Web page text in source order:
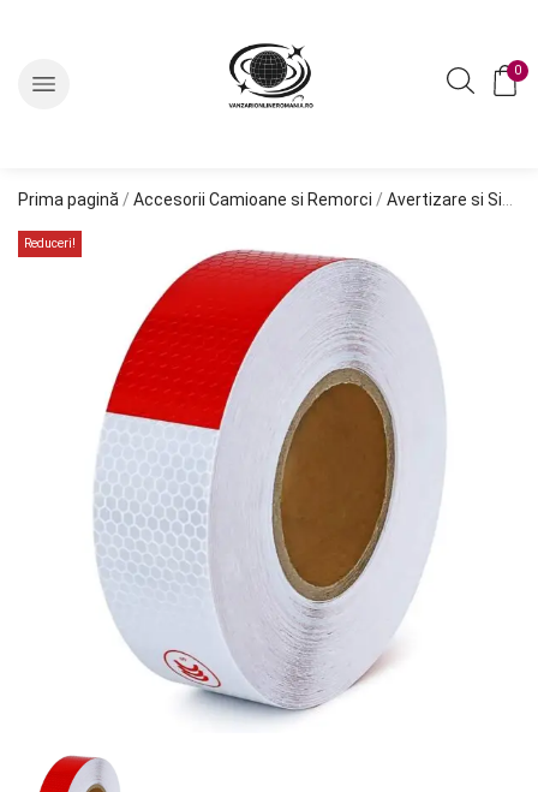
0
Prima pagină / Accesorii Camioane si Remorci / Avertizare si Siguranta
Reduceri!